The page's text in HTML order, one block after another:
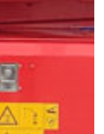
la máquina que